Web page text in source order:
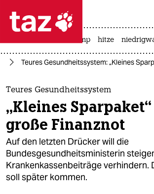
 taz zahl ich
taz zahl ich
themen
politik
öko
gesellschaft
kultur
usa unter trump hitze
Teures Gesundheitssystem: „Kleines
Teures Gesundheitssystem
„Kleines
große Finanznot
Auf den letzten Drücker will die
Bundesgesundheitsministerin
Krankenkassenbeiträge verhindern.
soll später kommen.